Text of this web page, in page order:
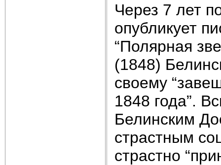
Через 7 лет
опубликует
“Полярная
(1848)
своему
1848 года”.
Белинским
страстным
страстно